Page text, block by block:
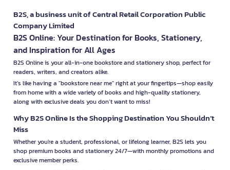
B2S, a business unit of Central Retail Corporation Public
Company Limited
B2S Online: Your Destination for Books, Stationery,
and Inspiration for All Ages
B2S Online is your all-in-one bookstore and stationery shop, perfect for
readers, writers, and creators alike.
It’s like having a "bookstore near me" right at your fingertips—shop easily
from home with a wide variety of books and high-quality stationery,
along with exclusive deals you don’t want to miss!
Why B2S Online Is the Shopping Destination You Shouldn’t
Miss
Whether you're a student, professional, or lifelong learner, B2S lets you
shop premium books and stationery 24/7—with monthly promotions and
exclusive member perks.